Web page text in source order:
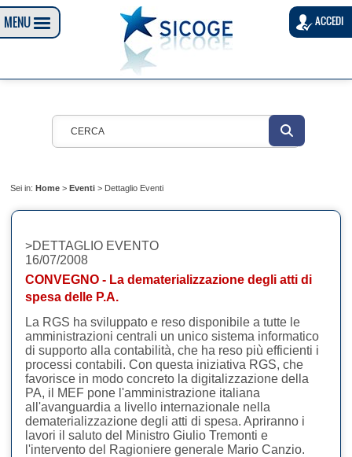
MENU ACCEDI
Sei in:Home >Eventi > Dettaglio Eventi
>DETTAGLIO EVENTO
16/07/2008
CONVEGNO - La dematerializzazione degli atti di
spesa delle P.A.
​La RGS ha sviluppato e reso disponibile a tutte le
amministrazioni centrali un unico sistema informatico
di supporto alla contabilità, che ha reso più efficienti i
processi contabili. Con questa iniziativa RGS, che
favorisce in modo concreto la digitalizzazione della
PA, il MEF pone l'amministrazione italiana
all'avanguardia a livello internazionale nella
dematerializzazione degli atti di spesa. Apriranno i
lavori il saluto del Ministro Giulio Tremonti e
l'intervento del Ragioniere generale Mario Canzio.​